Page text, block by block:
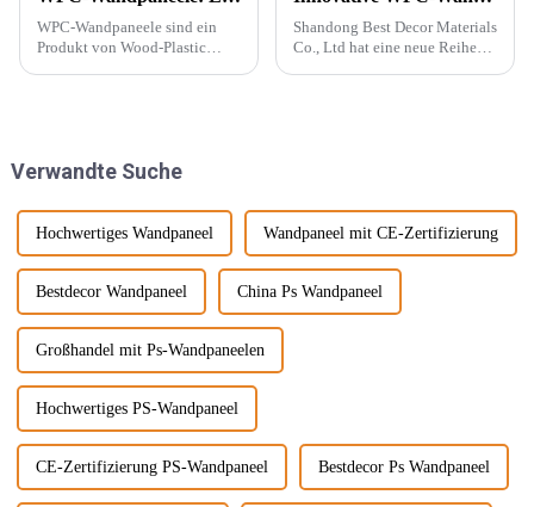
WPC-Wandpaneele sind ein
Produkt von Wood-Plastic
und wird mit ... gemischt.
Shandong Best Decor Materials
Co., Ltd hat eine neue Reihe
Verwandte Suche
Hochwertiges Wandpaneel Wandpaneel mit CE-Zertifizierung
Bestdecor Wandpaneel China Ps Wandpaneel
Großhandel mit Ps-Wandpaneelen
Hochwertiges PS-Wandpaneel
CE-Zertifizierung PS-Wandpaneel Bestdecor Ps Wandpaneel